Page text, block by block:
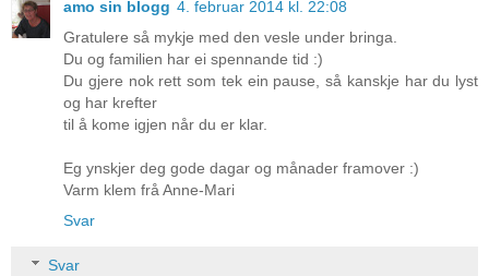
amo sin blogg 4. februar 2014 kl. 22:08
Gratulere så mykje med den vesle under bringa.
Du og familien har ei spennande tid :)
Du gjere nok rett som tek ein pause, så kanskje har du lyst
og har krefter
til å kome igjen når du er klar.
Eg ynskjer deg gode dagar og månader framover :)
Varm klem frå Anne-Mari
Svar
Svar